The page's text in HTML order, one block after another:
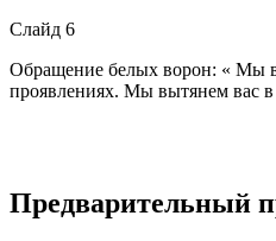
Слайд 6
Обращение белых ворон: « Мы
проявлениях. Мы вытянем вас
Предварительный